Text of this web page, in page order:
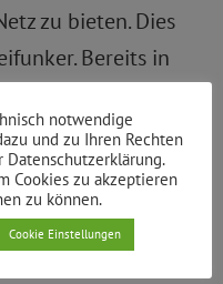
zu bieten. Dies
Bereits in
den Ausbau
notwendige
und zu Ihren Rechten
Cookies zu akzeptieren
zu können.
Cookie Einstellungen